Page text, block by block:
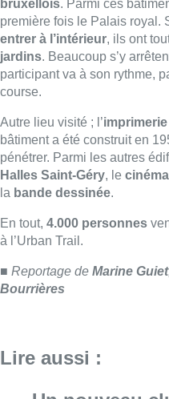
En tout,4.000 personnes
à l’Urban Trail.
■Reportage deMarine Guiet
Bourrières
Lire aussi :
Un nouveau
comme on